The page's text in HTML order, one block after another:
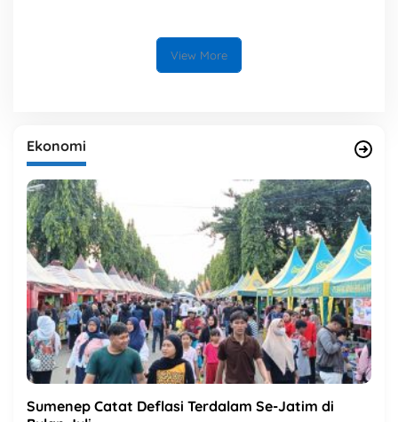
View More
Ekonomi
Sumenep Catat Deflasi Terdalam Se-Jatim di